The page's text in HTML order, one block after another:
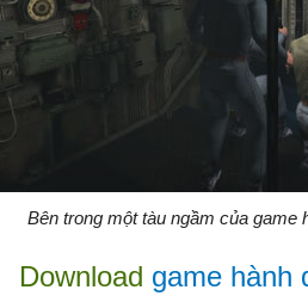
Bên trong một tàu ngầm của game
Download game hành